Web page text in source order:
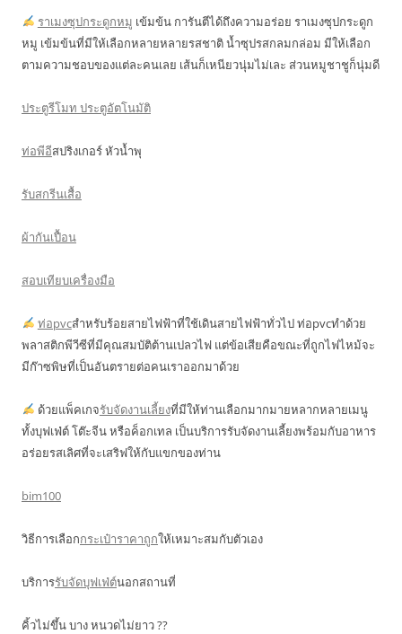
ราเมงซุปกระดูกหมู เข้มข้น การันตีได้ถึงความอร่อย ราเมงซุปกระดูก
หมู เข้มข้นที่มีให้เลือกหลายหลายรสชาติ น้ำซุปรสกลมกล่อม มีให้เลือก
ตามความชอบของแต่ละคนเลย เส้นก็เหนียวนุ่มไม่เละ ส่วนหมูชาชูก็นุ่มดี
ประตูรีโมท ประตูอัตโนมัติ
ท่อพีอีสปริงเกอร์ หัวน้ำพุ
รับสกรีนเสื้อ
ผ้ากันเปื้อน
สอบเทียบเครื่องมือ
ท่อpvcสำหรับร้อยสายไฟฟ้าที่ใช้เดินสายไฟฟ้าทั่วไป ท่อpvcทำด้วย
พลาสติกพีวีซีที่มีคุณสมบัติต้านเปลวไฟ แต่ข้อเสียคือขณะที่ถูกไฟไหม้จะ
มีก๊าซพิษที่เป็นอันตรายต่อคนเราออกมาด้วย
ด้วยแพ็คเกจรับจัดงานเลี้ยงที่มีให้ท่านเลือกมากมายหลากหลายเมนู
ทั้งบุฟเฟ่ต์ โต๊ะจีน หรือค็อกเทล เป็นบริการรับจัดงานเลี้ยงพร้อมกับอาหาร
อร่อยรสเลิศที่จะเสริฟให้กับแขกของท่าน
bim100
วิธีการเลือกกระเป๋าราคาถูกให้เหมาะสมกับตัวเอง
บริการรับจัดบุฟเฟ่ต์นอกสถานที่
คิ้วไม่ขึ้น บาง หนวดไม่ยาว ??